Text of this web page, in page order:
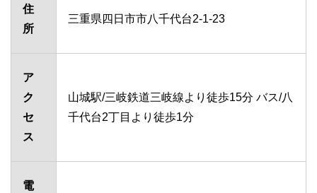
住
所
三重県四日市市八千代台2-1-23
ア
ク
セ
ス
山城駅/三岐鉄道三岐線より徒歩15分 バス/八
千代台2丁目より徒歩1分
電